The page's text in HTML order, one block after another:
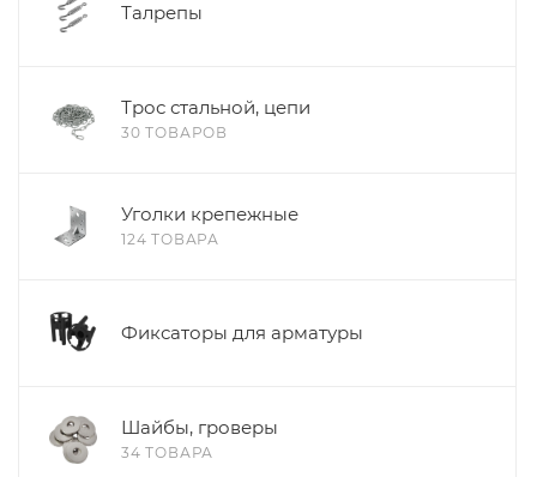
Талрепы
Трос стальной, цепи
30 ТОВАРОВ
Уголки крепежные
124 ТОВАРА
Фиксаторы для арматуры
Шайбы, гроверы
34 ТОВАРА